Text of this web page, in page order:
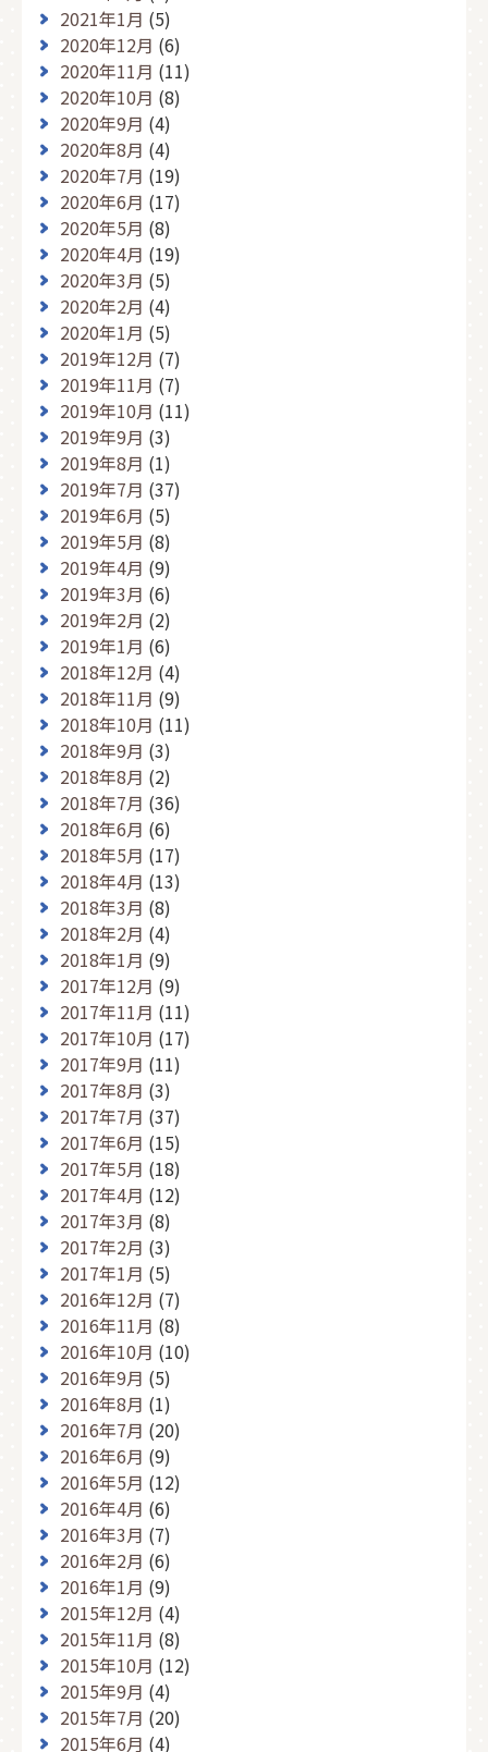
2021年1月 (5)
2020年12月 (6)
2020年11月 (11)
2020年10月 (8)
2020年9月 (4)
2020年8月 (4)
2020年7月 (19)
2020年6月 (17)
2020年5月 (8)
2020年4月 (19)
2020年3月 (5)
2020年2月 (4)
2020年1月 (5)
2019年12月 (7)
2019年11月 (7)
2019年10月 (11)
2019年9月 (3)
2019年8月 (1)
2019年7月 (37)
2019年6月 (5)
2019年5月 (8)
2019年4月 (9)
2019年3月 (6)
2019年2月 (2)
2019年1月 (6)
2018年12月 (4)
2018年11月 (9)
2018年10月 (11)
2018年9月 (3)
2018年8月 (2)
2018年7月 (36)
2018年6月 (6)
2018年5月 (17)
2018年4月 (13)
2018年3月 (8)
2018年2月 (4)
2018年1月 (9)
2017年12月 (9)
2017年11月 (11)
2017年10月 (17)
2017年9月 (11)
2017年8月 (3)
2017年7月 (37)
2017年6月 (15)
2017年5月 (18)
2017年4月 (12)
2017年3月 (8)
2017年2月 (3)
2017年1月 (5)
2016年12月 (7)
2016年11月 (8)
2016年10月 (10)
2016年9月 (5)
2016年8月 (1)
2016年7月 (20)
2016年6月 (9)
2016年5月 (12)
2016年4月 (6)
2016年3月 (7)
2016年2月 (6)
2016年1月 (9)
2015年12月 (4)
2015年11月 (8)
2015年10月 (12)
2015年9月 (4)
2015年7月 (20)
2015年6月 (4)